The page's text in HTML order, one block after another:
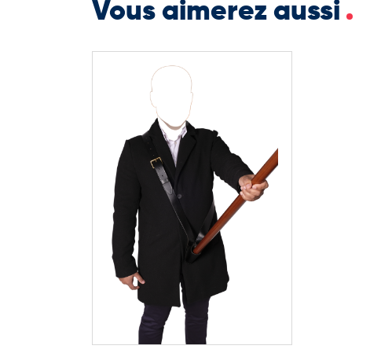
Vous aimerez aussi